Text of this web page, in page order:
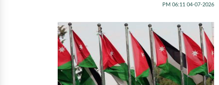
04-07-2026 06:11 PM